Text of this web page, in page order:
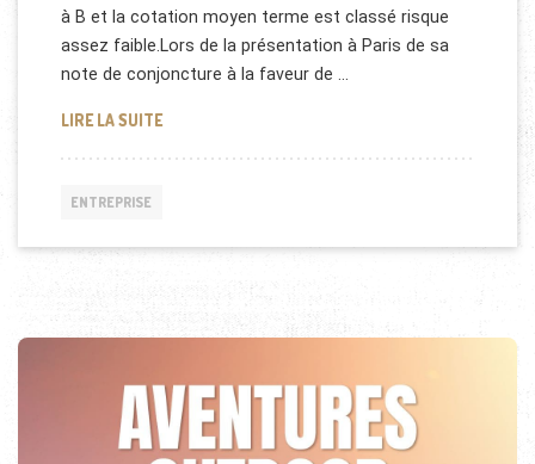
à B et la cotation moyen terme est classé risque
assez faible.Lors de la présentation à Paris de sa
note de conjoncture à la faveur de …
LIRE LA SUITENOTE DE A4 POUR L'ALGÉRIE
ENTREPRISE